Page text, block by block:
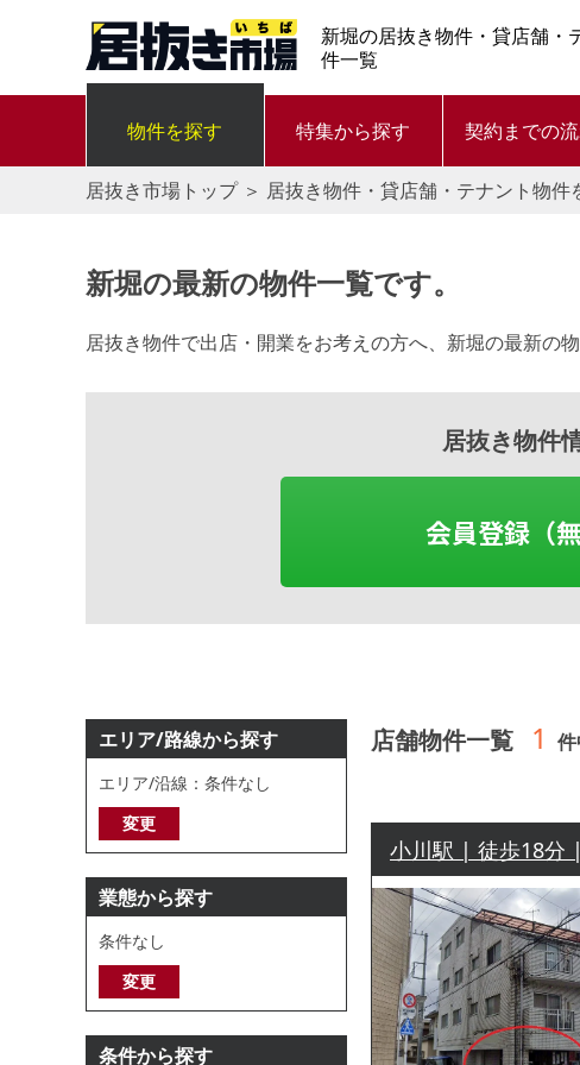
新堀の居抜き物件・貸店舗・
件一覧
物件を探す 特集から探す 契約までの
居抜き市場トップ＞ 居抜き物件・貸店舗・テナント物件
新堀の最新の物件一覧です。
居抜き物件で出店・開業をお考えの方へ、新堀の最新の
居抜き物件
会員登録（無
エリア/路線から探す
エリア/沿線：条件なし
変更
業態から探す
条件なし
変更
条件から探す
店舗物件一覧 1
小川駅 | 徒歩18分